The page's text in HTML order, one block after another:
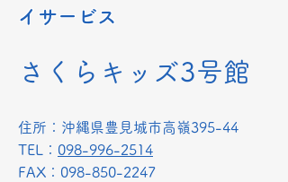
イサービス
さくらキッズ3号館
​住所：沖縄県豊見城市高嶺395-44
TEL： 098-996-2514
​FAX：098-850-2247